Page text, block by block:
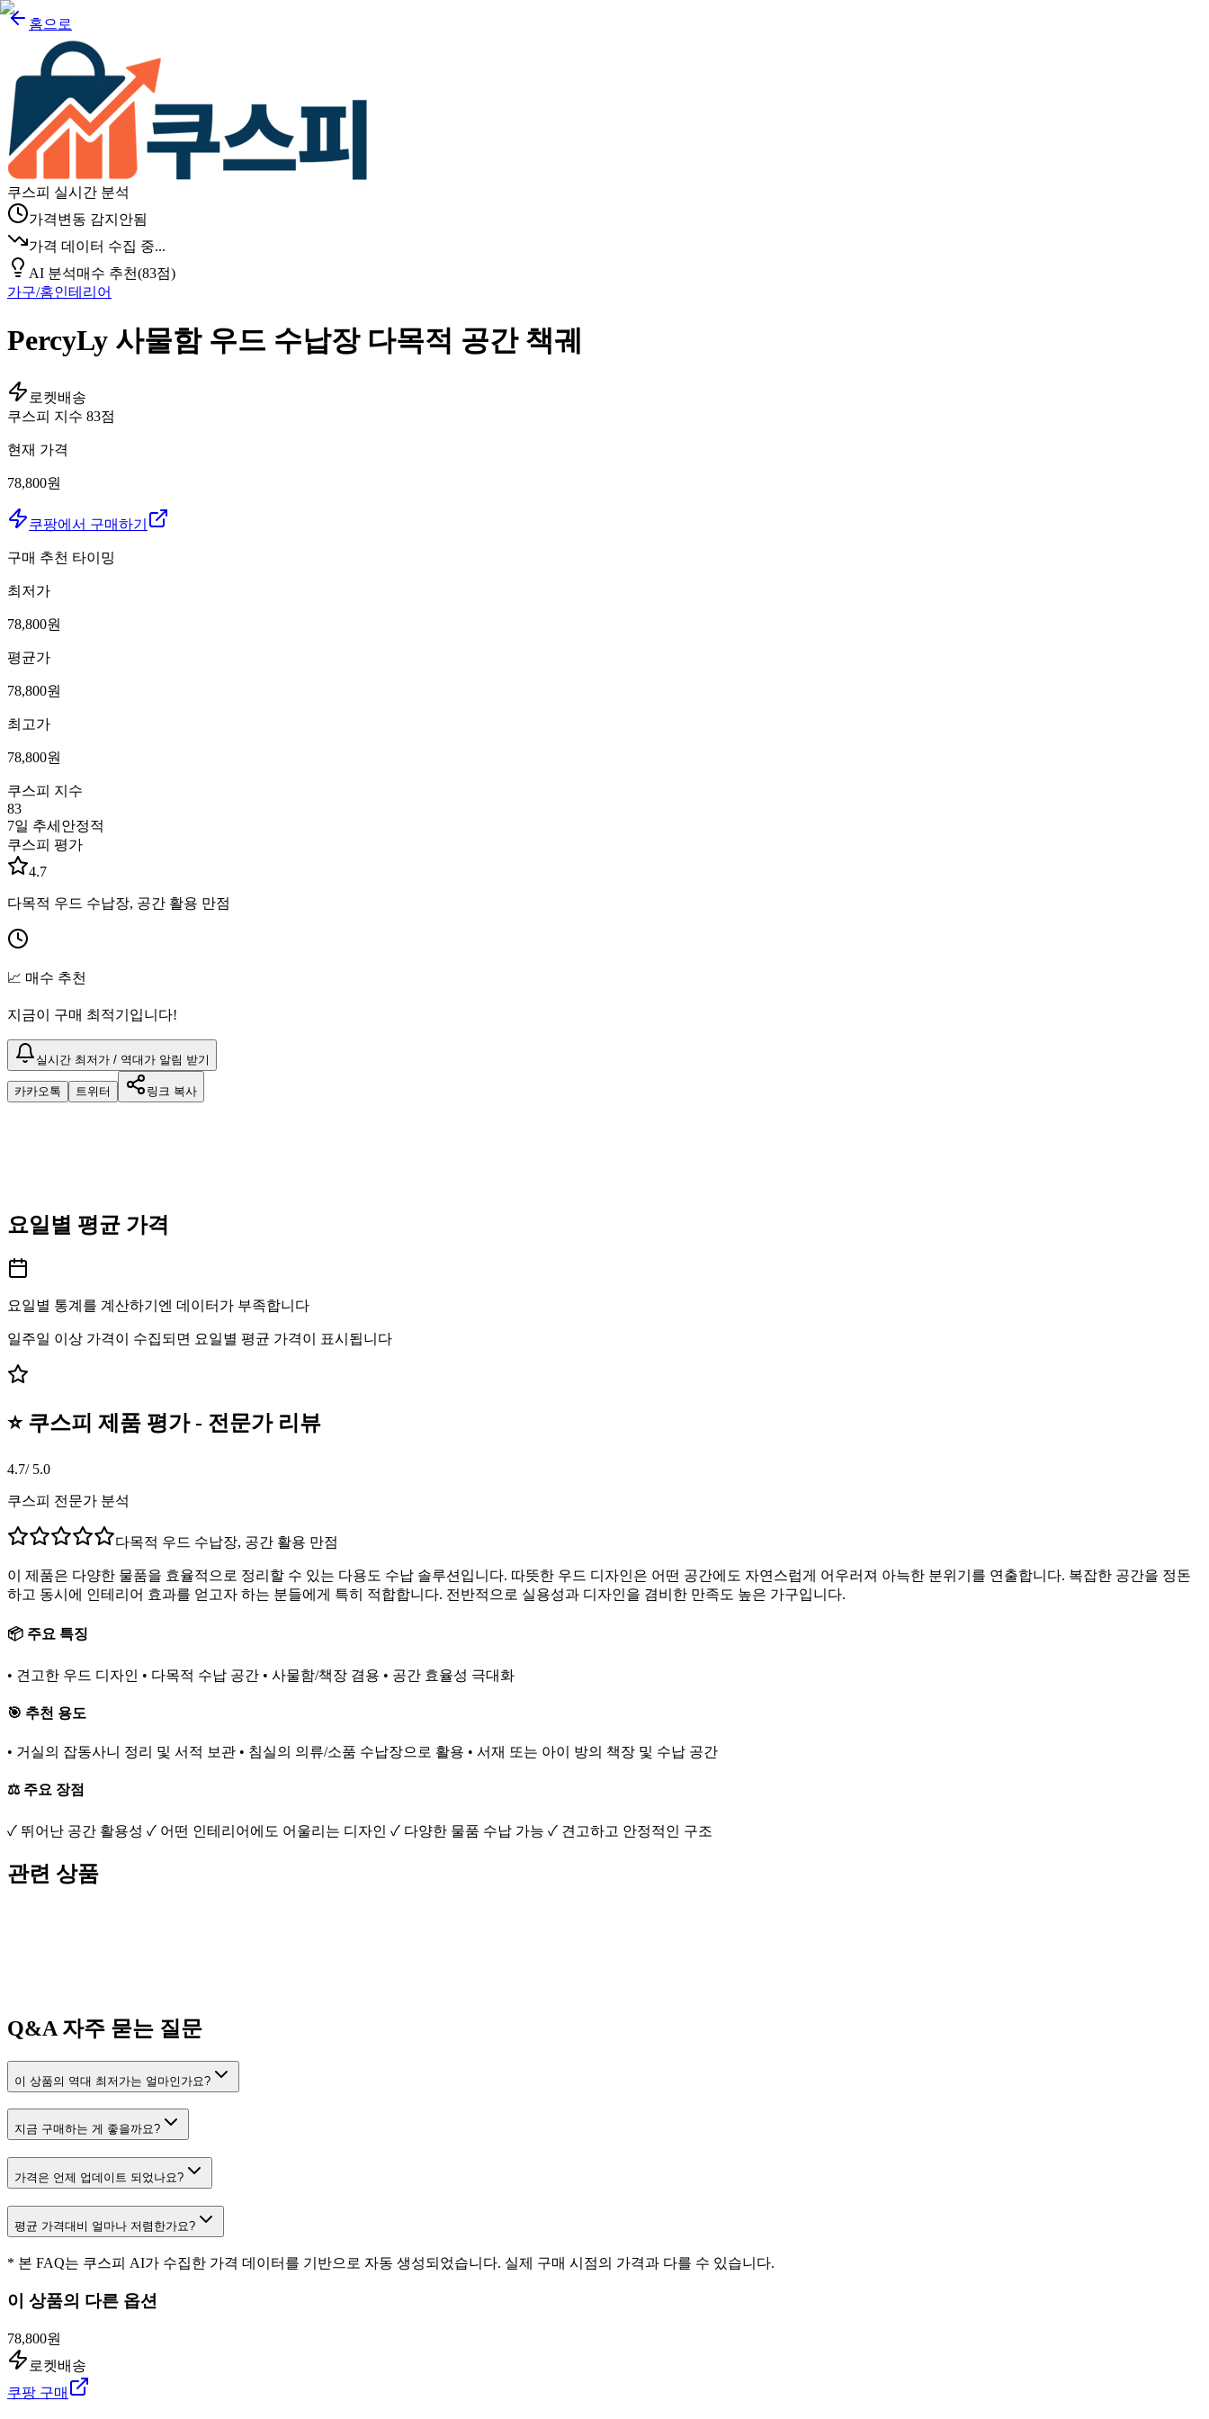
홈으로
쿠스피 실시간 분석
가격변동 감지안됨
가격 데이터 수집 중...
AI 분석매수 추천(83점)
가구/홈인테리어
PercyLy 사물함 우드 수납장 다목적 공간 책궤
로켓배송
쿠스피 지수 83점
현재 가격
78,800원
쿠팡에서 구매하기
구매 추천 타이밍
최저가
78,800원
평균가
78,800원
최고가
78,800원
쿠스피 지수
83
7일 추세 안정적
쿠스피 평가
4.7
다목적 우드 수납장, 공간 활용 만점
📈 매수 추천
지금이 구매 최적기입니다!
실시간 최저가 / 역대가 알림 받기
카카오톡 트위터 링크 복사
요일별 평균 가격
요일별 통계를 계산하기엔 데이터가 부족합니다
일주일 이상 가격이 수집되면 요일별 평균 가격이 표시됩니다
⭐ 쿠스피 제품 평가 - 전문가 리뷰
4.7/ 5.0
쿠스피 전문가 분석
다목적 우드 수납장, 공간 활용 만점
이 제품은 다양한 물품을 효율적으로 정리할 수 있는 다용도 수납 솔루션입니다. 따뜻한 우드 디자인은 어떤 공간에도 자연스럽게 어우러져 아늑한 분위기를 연출합니다. 복잡한 공간을 정돈
하고 동시에 인테리어 효과를 얻고자 하는 분들에게 특히 적합합니다. 전반적으로 실용성과 디자인을 겸비한 만족도 높은 가구입니다.
📦 주요 특징
• 견고한 우드 디자인 • 다목적 수납 공간 • 사물함/책장 겸용 • 공간 효율성 극대화
🎯 추천 용도
• 거실의 잡동사니 정리 및 서적 보관 • 침실의 의류/소품 수납장으로 활용 • 서재 또는 아이 방의 책장 및 수납 공간
⚖️ 주요 장점
✓ 뛰어난 공간 활용성 ✓ 어떤 인테리어에도 어울리는 디자인 ✓ 다양한 물품 수납 가능 ✓ 견고하고 안정적인 구조
관련 상품
Q&A 자주 묻는 질문
이 상품의 역대 최저가는 얼마인가요?
지금 구매하는 게 좋을까요?
가격은 언제 업데이트 되었나요?
평균 가격대비 얼마나 저렴한가요?
* 본 FAQ는 쿠스피 AI가 수집한 가격 데이터를 기반으로 자동 생성되었습니다. 실제 구매 시점의 가격과 다를 수 있습니다.
이 상품의 다른 옵션
78,800원
로켓배송
쿠팡 구매